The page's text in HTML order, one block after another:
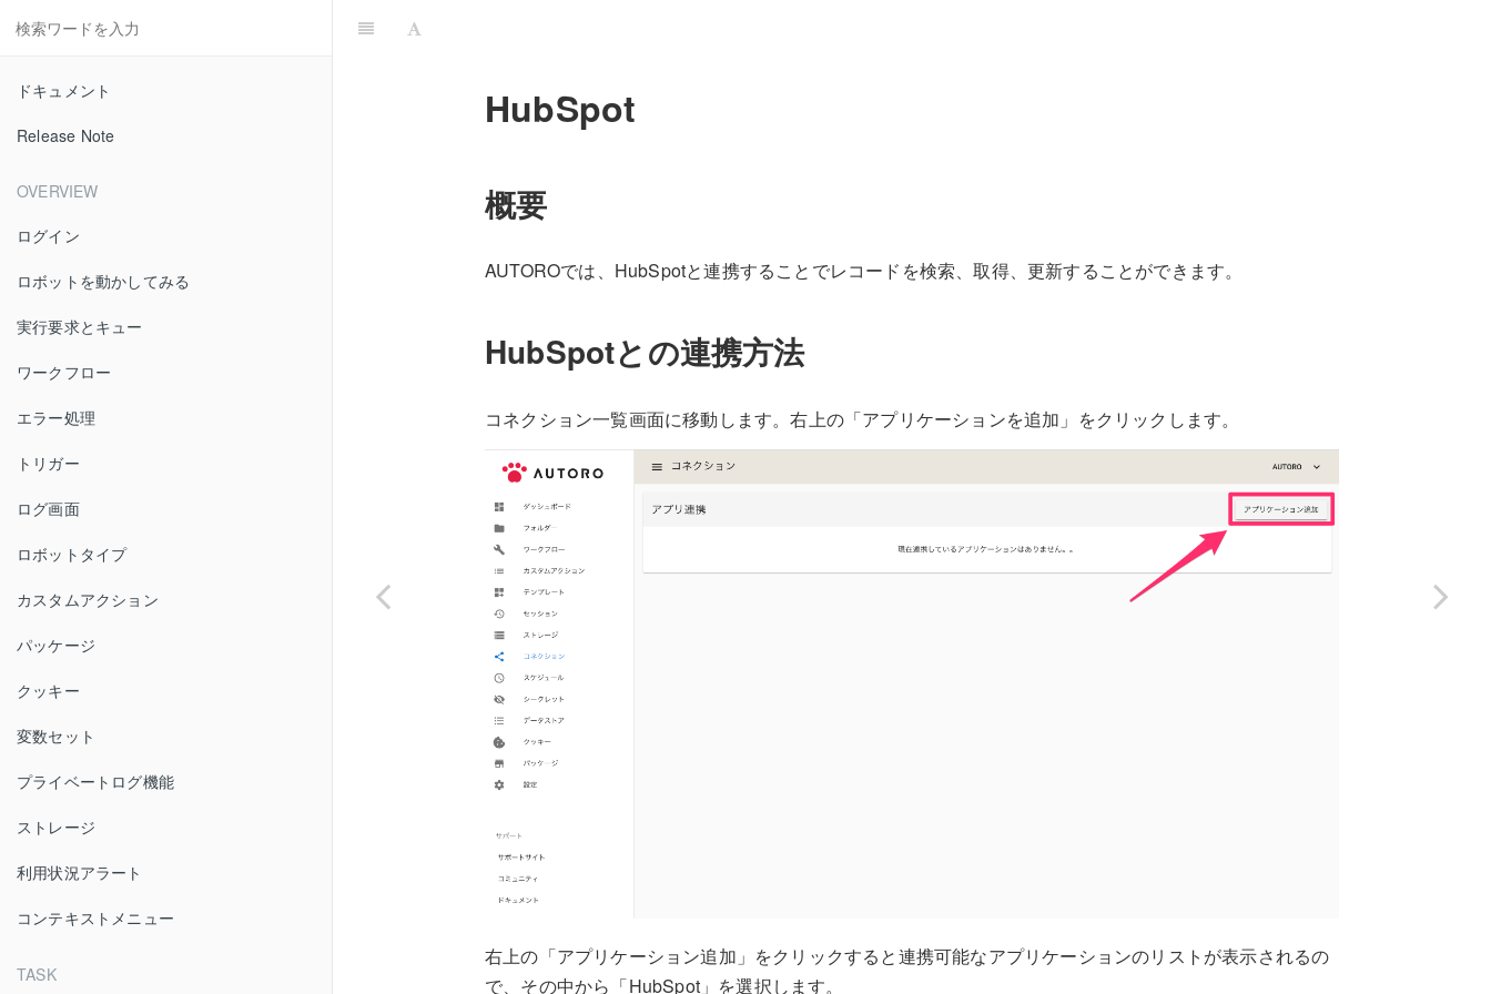
ドキュメント
Release Note
OVERVIEW
ログイン
ロボットを動かしてみる
実行要求とキュー
ワークフロー
エラー処理
トリガー
ログ画面
ロボットタイプ
カスタムアクション
パッケージ
クッキー
変数セット
プライベートログ機能
ストレージ
利用状況アラート
コンテキストメニュー
TASK
HubSpot
概要
AUTOROでは、HubSpotと連携することでレコードを検索、取得、更新することができます。
HubSpotとの連携方法
コネクション一覧画面に移動します。右上の「アプリケーションを追加」をクリックします。
右上の「アプリケーション追加」をクリックすると連携可能なアプリケーションのリストが表示されるの
で、その中から「HubSpot」を選択します。